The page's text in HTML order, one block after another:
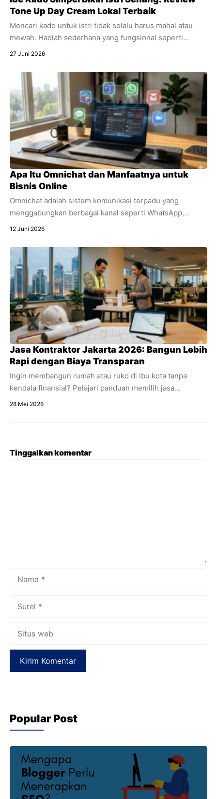
Tone Up Day Cream Lokal Terbaik
Mencari kado untuk istri tidak selalu harus mahal atau
mewah. Hadiah sederhana yang fungsional seperti
skincare sering kali jauh lebih berkesan. Temukan alasan
dijadikan kado spesial untuk mendukung aktivitasnya.
27 Juni 2026
Apa Itu Omnichat dan Manfaatnya untuk
Bisnis Online
Omnichat adalah sistem komunikasi terpadu yang
menggabungkan berbagai kanal seperti WhatsApp,
Instagram, dan live chat ke dalam satu dashboard.
perbedaannya dengan multichannel, dan manfaat
utamanya untuk efisiensi bisnis online Anda.
12 Juni 2026
Jasa Kontraktor Jakarta 2026: Bangun Lebih
Rapi dengan Biaya Transparan
Ingin membangun rumah atau ruko di ibu kota tanpa
kendala finansial? Pelajari panduan memilih jasa
kontraktor Jakarta dengan estimasi RAB transparan dan
28 Mei 2026
Tinggalkan komentar
Popular Post